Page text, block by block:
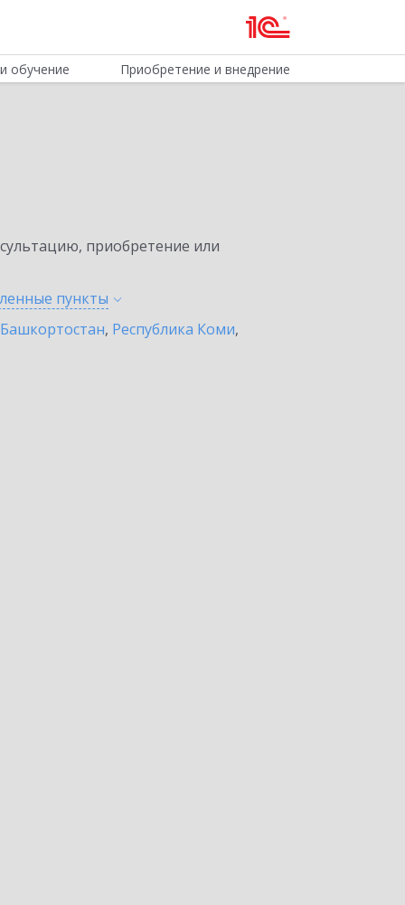
обучение Приобретение и внедрение
приобретение или
пункты
, Республика Коми,